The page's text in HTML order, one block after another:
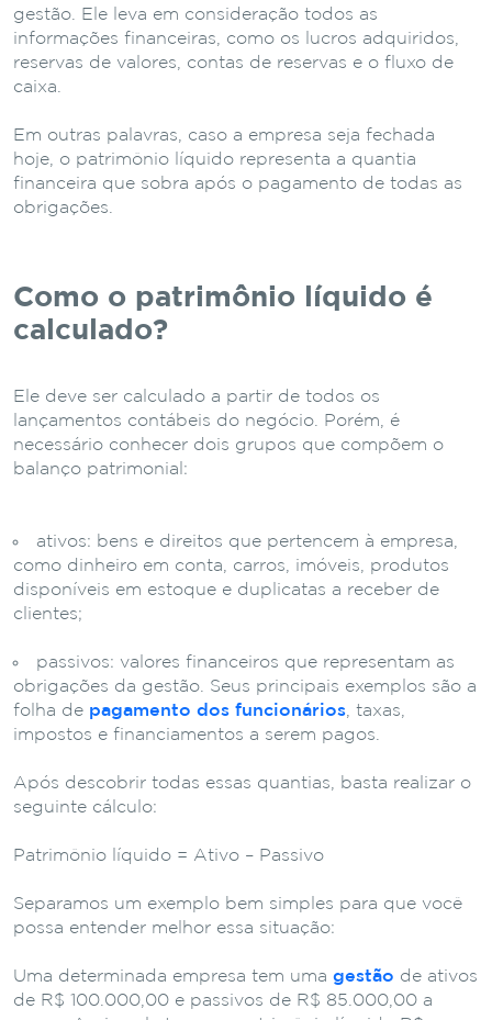
gestão. Ele leva em consideração todos as
informações financeiras, como os lucros adquiridos,
reservas de valores, contas de reservas e o fluxo de
caixa.
Em outras palavras, caso a empresa seja fechada
hoje, o patrimônio líquido representa a quantia
financeira que sobra após o pagamento de todas as
obrigações.
Como o patrimônio líquido é
calculado?
Ele deve ser calculado a partir de todos os
lançamentos contábeis do negócio. Porém, é
necessário conhecer dois grupos que compõem o
balanço patrimonial:
ativos: bens e direitos que pertencem à empresa,
como dinheiro em conta, carros, imóveis, produtos
disponíveis em estoque e duplicatas a receber de
clientes;
passivos: valores financeiros que representam as
obrigações da gestão. Seus principais exemplos são a
folha de pagamento dos funcionários , taxas,
impostos e financiamentos a serem pagos.
Após descobrir todas essas quantias, basta realizar o
seguinte cálculo:
Patrimônio líquido = Ativo – Passivo
Separamos um exemplo bem simples para que você
possa entender melhor essa situação:
Uma determinada empresa tem uma gestão de ativos
de R$ 100.000,00 e passivos de R$ 85.000,00 a